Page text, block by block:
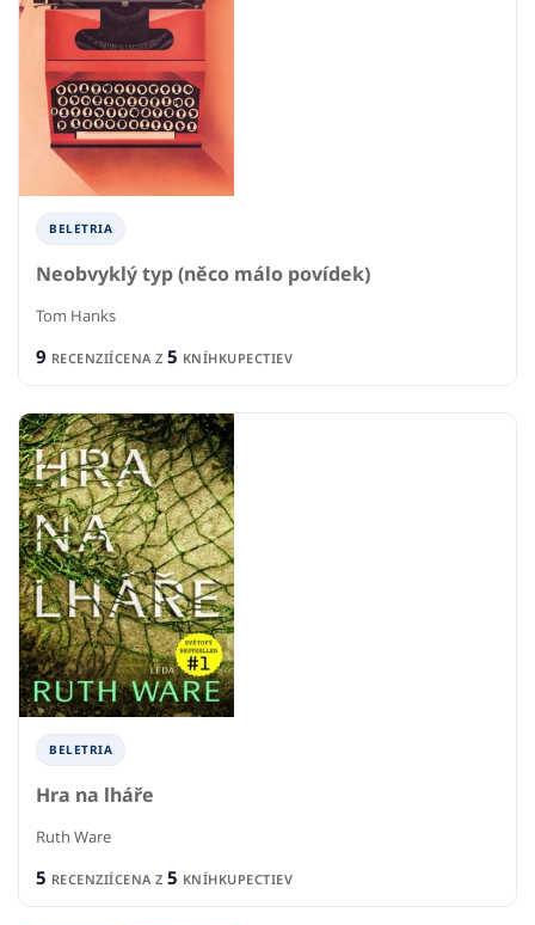
BELETRIA
Neobvyklý typ (něco málo povídek)
Tom Hanks
9 RECENZIÍCENA Z 5 KNÍHKUPECTIEV
BELETRIA
Hra na lháře
Ruth Ware
5 RECENZIÍCENA Z 5 KNÍHKUPECTIEV